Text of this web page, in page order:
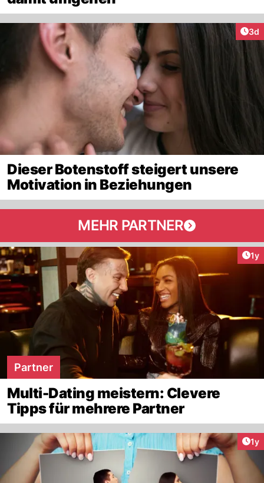
3d
Dieser Botenstoff steigert unsere
Motivation in Beziehungen
MEHR PARTNER
1y
Partner
Multi-Dating meistern: Clevere
Tipps für mehrere Partner
1y